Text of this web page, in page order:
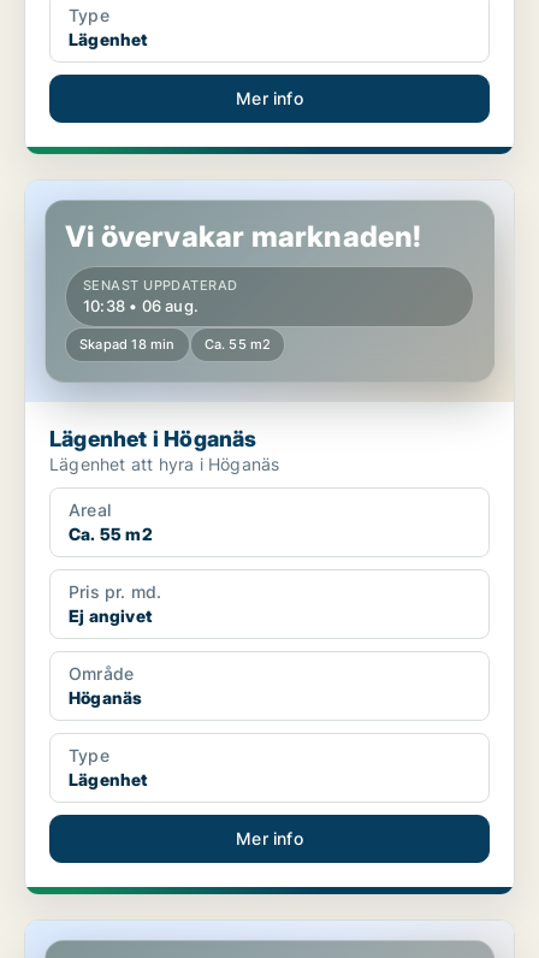
Type
Lägenhet
Mer info
Lägenhet i Höganäs
Vi övervakar marknaden!
SENAST UPPDATERAD
10:38 • 06 aug.
Skapad 18 min Ca. 55 m2
Lägenhet i Höganäs
Lägenhet att hyra i Höganäs
Areal
Ca. 55 m2
Pris pr. md.
Ej angivet
Område
Höganäs
Type
Lägenhet
Mer info
Lägenhet i Höganäs